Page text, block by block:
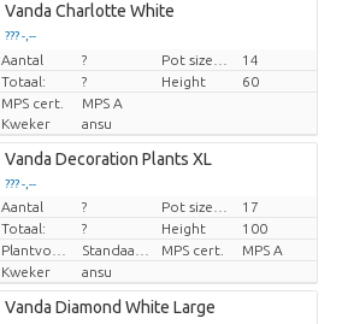
Vanda Charlotte White
??? -,--
Prijs per stuk
Aantal ?
14
Totaal:
? Height
60
MPS cert.
MPS A
Kweker
ansu
Vanda Decoration Plants XL
??? -,--
Prijs per stuk
Aantal ?
17
Totaal:
? Height
100
MPS cert.
MPS A
Kweker
ansu
Vanda Diamond White Large